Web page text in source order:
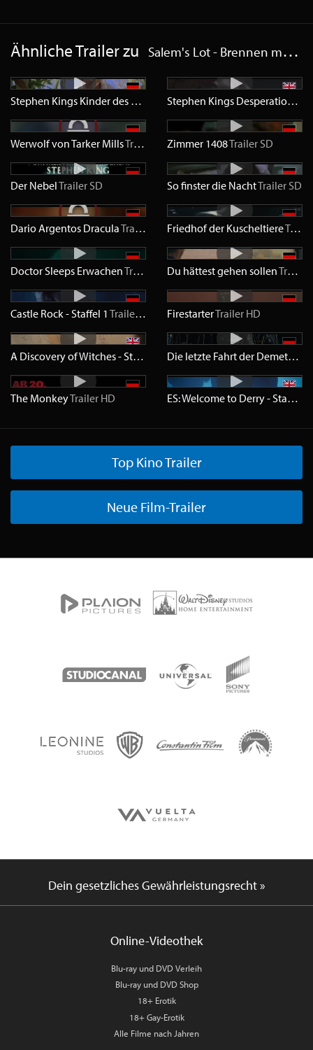
Ähnliche Trailer zu Salem's Lot - Brennen muss Salem
Stephen Kings Kinder des Zorns TrailerSD Stephen Kings Desperation
Werwolf von Tarker MillsTrailer HDZimmer 1408Trailer SD
Der NebelTrailer SD So finster die NachtTrailer SD
Dario Argentos DraculaTrailer Friedhof der KuscheltiereTrailer
Doctor Sleeps ErwachenTrailer HDDu hättest gehen sollenTrailer
Castle Rock - Staffel 1 Trailer SD FirestarterTrailer HD
A Discovery of Witches - Staffel 3 TrailerHD Die letzte Fahrt der Demeter
The MonkeyTrailer HD ES: Welcome to Derry - Staffel 1
Top Kino Trailer
Neue Film-Trailer
Dein gesetzliches Gewährleistungsrecht »
Online-Videothek
Blu-ray und DVD Verleih
Blu-ray und DVD Shop
18+ Erotik
18+ Gay-Erotik
Alle Filme nach Jahren